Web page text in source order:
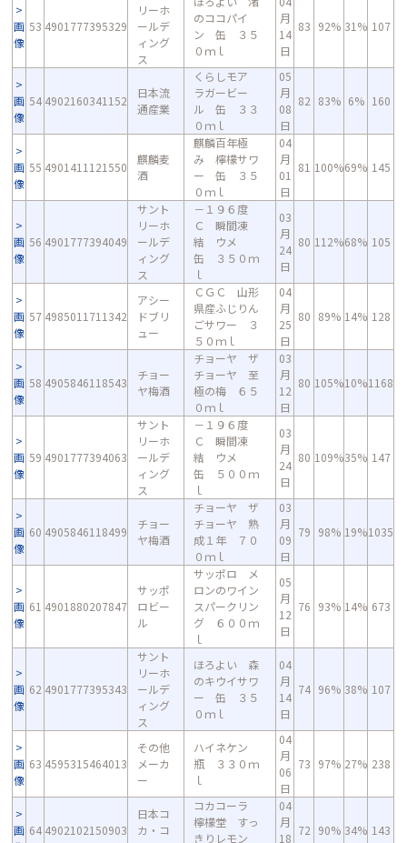
画
像
53 4901777395329
リーホ
ールデ
ィング
ス
のココパイ
ン 缶 ３５
０ｍｌ
月
14
日
83 92% 31% 107
画
像
54 4902160341152
日本流
通産業
くらしモア
ラガービー
ル 缶 ３３
０ｍｌ
05
月
08
日
82 83% 6% 160
画
像
55 4901411121550
麒麟麦
酒
麒麟百年極
み 檸檬サワ
ー 缶 ３５
０ｍｌ
04
月
01
日
81 100%69% 145
画
像
56 4901777394049
サント
リーホ
ールデ
ィング
ス
－１９６度
Ｃ 瞬間凍
結 ウメ
缶 ３５０ｍ
ｌ
03
月
24
日
80 112%68% 105
画
像
57 4985011711342
アシー
ドブリ
ュー
ＣＧＣ 山形
県産ふじりん
ごサワー ３
５０ｍｌ
04
月
25
日
80 89% 14% 128
画
像
58 4905846118543
チョー
ヤ梅酒
チョーヤ ザ
チョーヤ 至
極の梅 ６５
０ｍｌ
03
月
12
日
80 105%10%1168
画
像
59 4901777394063
サント
リーホ
ールデ
ィング
ス
－１９６度
Ｃ 瞬間凍
結 ウメ
缶 ５００ｍ
ｌ
03
月
24
日
80 109%35% 147
画
像
60 4905846118499
チョー
ヤ梅酒
チョーヤ ザ
チョーヤ 熟
成１年 ７０
０ｍｌ
03
月
09
日
79 98% 19%1035
画
像
61 4901880207847
サッポ
ロビー
ル
サッポロ メ
ロンのワイン
スパークリン
グ ６００ｍ
ｌ
05
月
12
日
76 93% 14% 673
画
像
62 4901777395343
サント
リーホ
ールデ
ィング
ス
ほろよい 森
のキウイサワ
ー 缶 ３５
０ｍｌ
04
月
14
日
74 96% 38% 107
画
像
63 4595315464013
その他
メーカ
ー
ハイネケン
瓶 ３３０ｍ
ｌ
04
月
06
日
73 97% 27% 238
画 64 4902102150903
日本コ
カ・コ
コカコーラ
檸檬堂 すっ
きりレモン
04
月
18
72 90% 34% 143